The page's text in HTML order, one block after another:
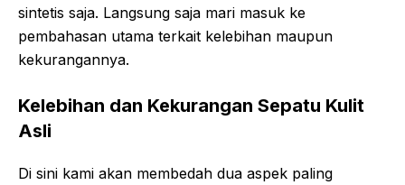
sintetis saja. Langsung saja mari masuk ke
pembahasan utama terkait kelebihan maupun
kekurangannya.
Kelebihan dan Kekurangan Sepatu Kulit
Asli
Di sini kami akan membedah dua aspek paling